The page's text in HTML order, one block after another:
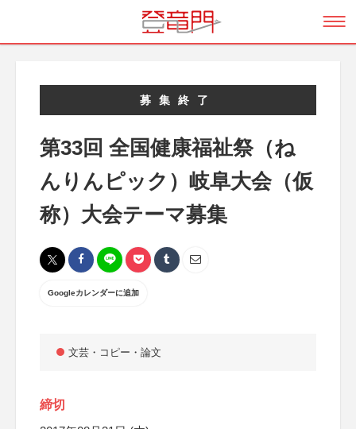
募集終了
第33回 全国健康福祉祭（ね
んりんピック）岐阜大会（仮
称）大会テーマ募集
Googleカレンダーに追加
文芸・コピー・論文
締切